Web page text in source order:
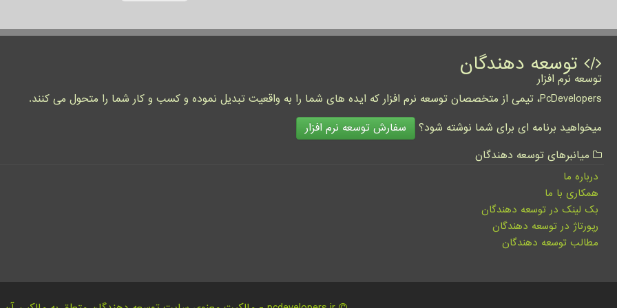
توسعه دهندگان
توسعه نرم افزار
PcDevelopers، تیمی از متخصصان توسعه نرم افزار که ایده های شما را به واقعیت تبدیل نموده و کسب و کار شما را متحول می کنند.
میخواهید برنامه ای برای شما نوشته شود؟
سفارش توسعه نرم افزار
میانبرهای توسعه دهندگان
درباره ما
همکاری با ما
بک لینک در توسعه دهندگان
رپورتاژ در توسعه دهندگان
مطالب توسعه دهندگان